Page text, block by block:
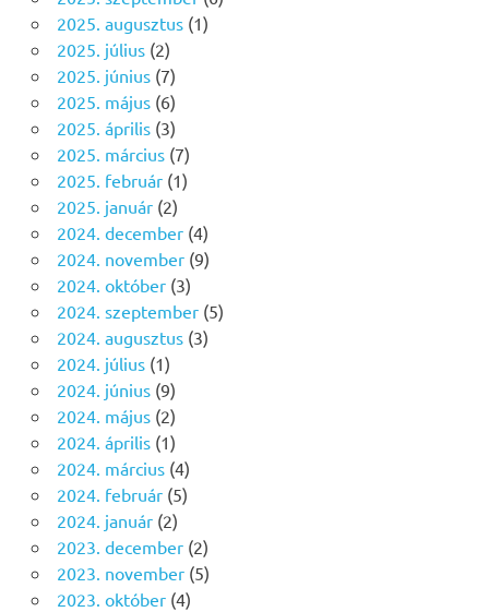
2025. augusztus(1)
2025. július(2)
2025. június(7)
2025. május(6)
2025. április(3)
2025. március(7)
2025. február(1)
2025. január(2)
2024. december(4)
2024. november(9)
2024. október(3)
2024. szeptember(5)
2024. augusztus(3)
2024. július(1)
2024. június(9)
2024. május(2)
2024. április(1)
2024. március(4)
2024. február(5)
2024. január(2)
2023. december(2)
2023. november(5)
2023. október(4)